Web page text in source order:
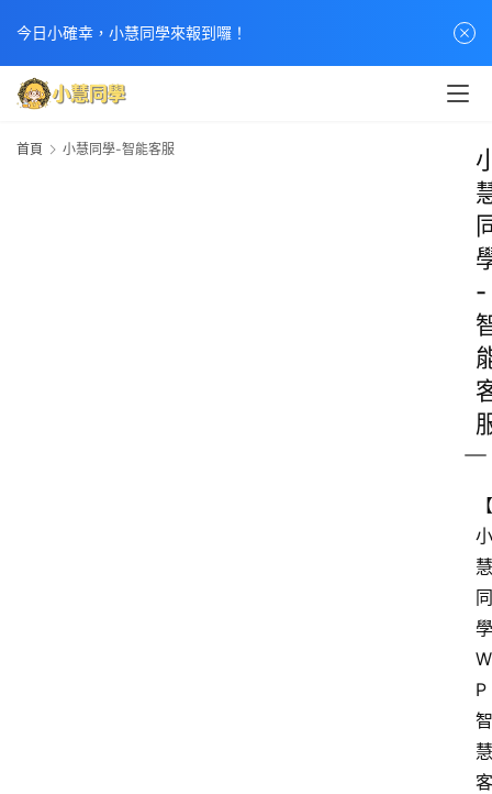
今日小確幸，小慧同學來報到囉！
首頁 小慧同學-智能客服
-
【
小
慧
同
學
W
P
智
慧
客